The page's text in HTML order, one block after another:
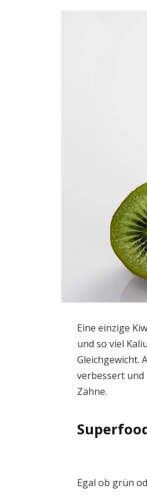
Eine einzige
und so viel
Gleichgewicht.
verbessert und
Zähne.
Egal ob grün